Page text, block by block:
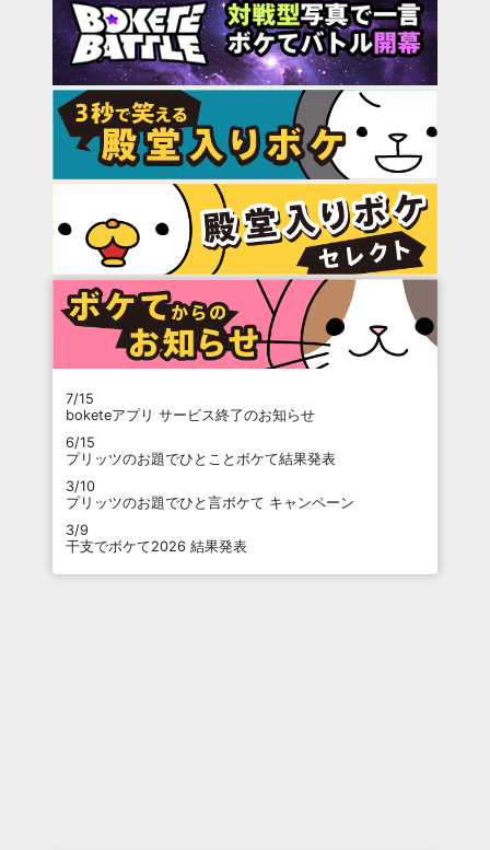
7/15
boketeアプリ サービス終了のお知らせ
6/15
プリッツのお題でひとことボケて結果発表
3/10
プリッツのお題でひと言ボケて キャンペーン
3/9
干支でボケて2026 結果発表